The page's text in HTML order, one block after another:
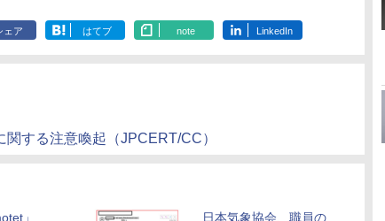
ェア はてブ note LinkedIn
する注意喚起（JPCERT/CC）
」
日本気象協会、職員の